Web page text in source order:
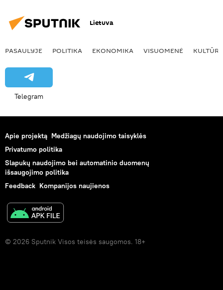
Lietuva
PASAULYJE POLITIKA EKONOMIKA VISUOMENĖ KULTŪRA
Telegram
Apie projektą Medžiagų naudojimo taisyklės
Privatumo politika
Slapukų naudojimo bei automatinio duomenų
išsaugojimo politika
Feedback Kompanijos naujienos
© 2026 Sputnik Visos teisės saugomos. 18+